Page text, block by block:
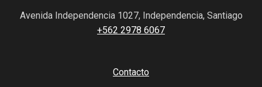
Avenida Independencia 1027, Independencia, Santiago
+562 2978 6067
Contacto